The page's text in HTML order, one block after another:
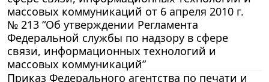
массовых коммуникаций от 6 апреля 2010 г.
№ 213 “Об утверждении Регламента
Федеральной службы по надзору в сфере
связи, информационных технологий и
массовых коммуникаций”
Приказ Федерального агентства по печати и